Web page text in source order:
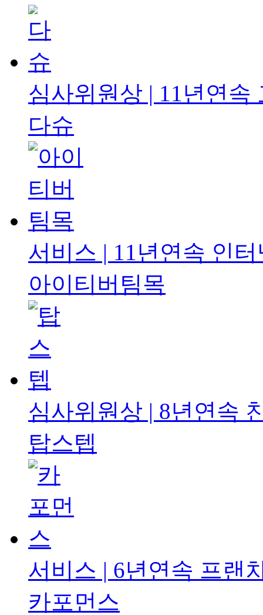
심사위원상 | 11년연속
다슈
서비스 | 11년연속 인
아이티버팀목
심사위원상 | 8년연속
탑스텝
서비스 | 6년연속 프랜
카포먼스